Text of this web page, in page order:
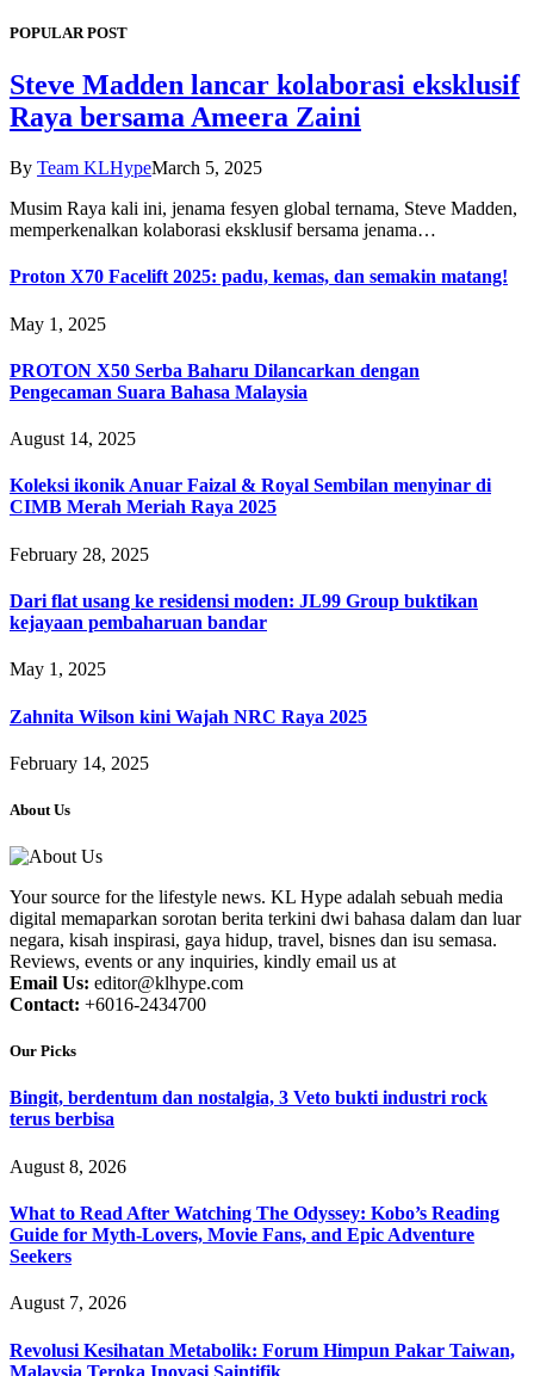
POPULAR POST
Steve Madden lancar kolaborasi eksklusif
Raya bersama Ameera Zaini
By Team KLHypeMarch 5, 2025
Musim Raya kali ini, jenama fesyen global ternama, Steve Madden,
memperkenalkan kolaborasi eksklusif bersama jenama…
Proton X70 Facelift 2025: padu, kemas, dan semakin matang!
May 1, 2025
PROTON X50 Serba Baharu Dilancarkan dengan
Pengecaman Suara Bahasa Malaysia
August 14, 2025
Koleksi ikonik Anuar Faizal & Royal Sembilan menyinar di
CIMB Merah Meriah Raya 2025
February 28, 2025
Dari flat usang ke residensi moden: JL99 Group buktikan
kejayaan pembaharuan bandar
May 1, 2025
Zahnita Wilson kini Wajah NRC Raya 2025
February 14, 2025
About Us
Your source for the lifestyle news. KL Hype adalah sebuah media
digital memaparkan sorotan berita terkini dwi bahasa dalam dan luar
negara, kisah inspirasi, gaya hidup, travel, bisnes dan isu semasa.
Reviews, events or any inquiries, kindly email us at
Email Us: editor@klhype.com
Contact: +6016-2434700
Our Picks
Bingit, berdentum dan nostalgia, 3 Veto bukti industri rock
terus berbisa
August 8, 2026
What to Read After Watching The Odyssey: Kobo’s Reading
Guide for Myth-Lovers, Movie Fans, and Epic Adventure
Seekers
August 7, 2026
Revolusi Kesihatan Metabolik: Forum Himpun Pakar Taiwan,
Malaysia Teroka Inovasi Saintifik